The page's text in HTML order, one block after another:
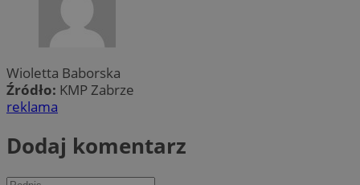
Wioletta Baborska
Źródło: KMP Zabrze
reklama
Dodaj komentarz